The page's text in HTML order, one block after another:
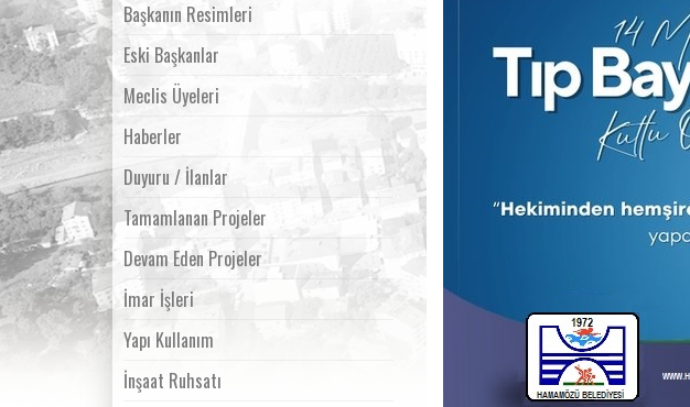
Başkanın Resimleri
Eski Başkanlar
Meclis Üyeleri
Haberler
Duyuru / İlanlar
Tamamlanan Projeler
Devam Eden Projeler
İmar İşleri
Yapı Kullanım
İnşaat Ruhsatı